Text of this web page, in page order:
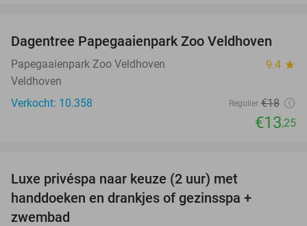
26%
Dagentree Papegaaienpark Zoo Veldhoven
Papegaaienpark Zoo Veldhoven 9.4 star
Veldhoven
Verkocht: 10.358
Regulier €18
€13,25
Luxe privéspa naar keuze (2 uur) met
handdoeken en drankjes of gezinsspa +
zwembad